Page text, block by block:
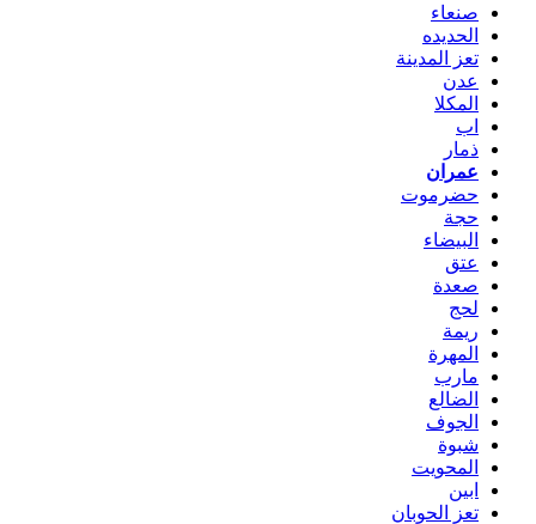
صنعاء
الحديده
تعز المدينة
عدن
المكلا
اب
ذمار
عمران
حضرموت
حجة
البيضاء
عتق
صعدة
لحج
ريمة
المهرة
مارب
الضالع
الجوف
شبوة
المحويت
ابين
تعز الحوبان